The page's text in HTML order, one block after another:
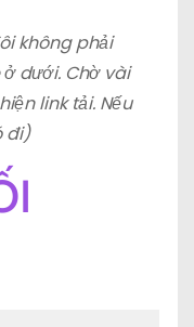
không phải
dưới. Chờ vài
link tải. Nếu
đi)